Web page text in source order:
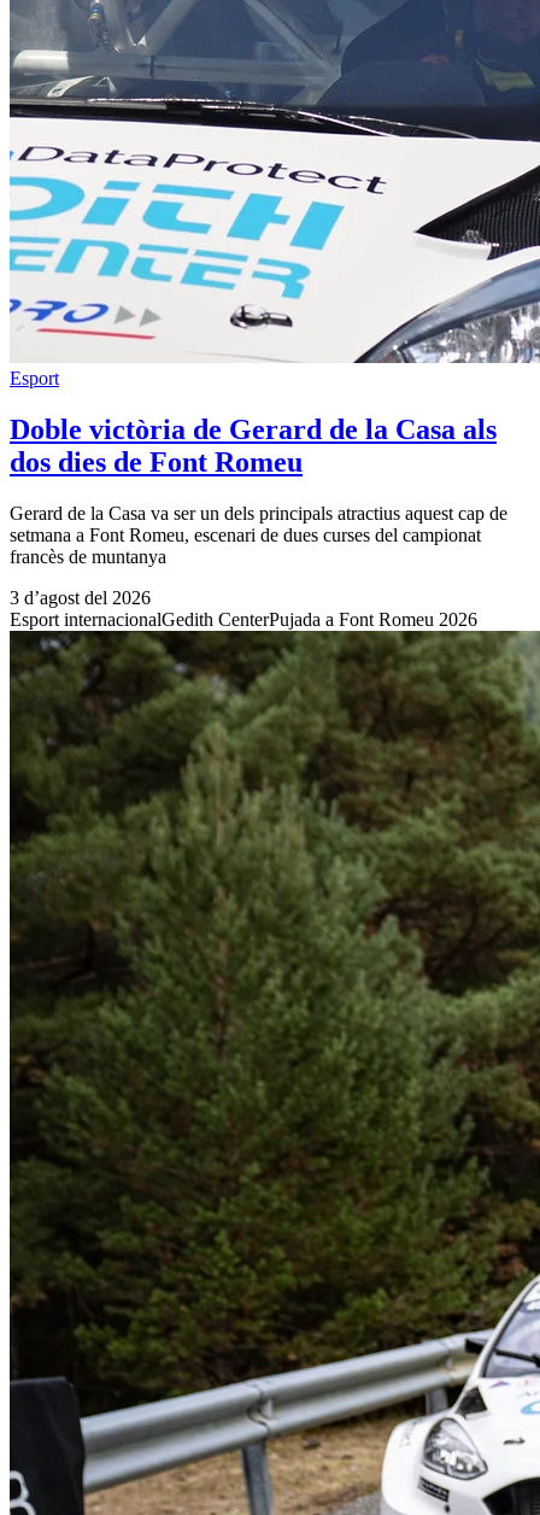
Esport
Doble victòria de Gerard de la Casa als
dos dies de Font Romeu
Gerard de la Casa va ser un dels principals atractius aquest cap de
setmana a Font Romeu, escenari de dues curses del campionat
francès de muntanya
3 d’agost del 2026
Esport internacionalGedith CenterPujada a Font Romeu 2026